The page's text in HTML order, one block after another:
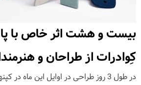
بیست و هشت اثر خاص با
کِوادرات از طراحان و